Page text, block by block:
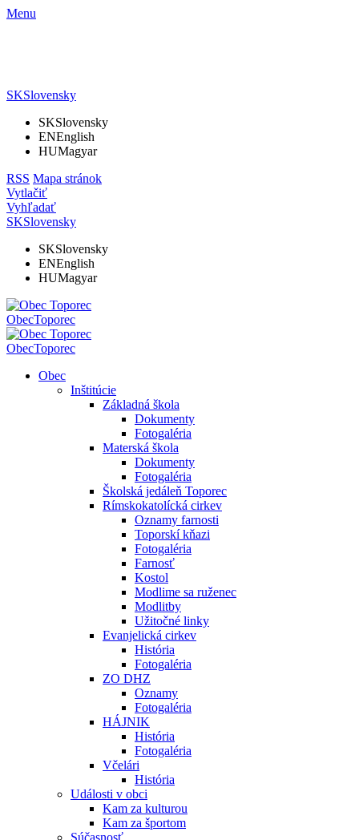
Menu
SKSlovensky
SKSlovensky
ENEnglish
HUMagyar
RSS Mapa stránok
Vytlačiť
Vyhľadať
SKSlovensky
SKSlovensky
ENEnglish
HUMagyar
ObecToporec
ObecToporec
Obec
Inštitúcie
Základná škola
Dokumenty
Fotogaléria
Materská škola
Dokumenty
Fotogaléria
Školská jedáleň Toporec
Rímskokatolícká cirkev
Oznamy farnosti
Toporskí kňazi
Fotogaléria
Farnosť
Kostol
Modlime sa ruženec
Modlitby
Užitočné linky
Evanjelická cirkev
História
Fotogaléria
ZO DHZ
Oznamy
Fotogaléria
HÁJNIK
História
Fotogaléria
Včelári
História
Události v obci
Kam za kulturou
Kam za športom
Súčasnosť